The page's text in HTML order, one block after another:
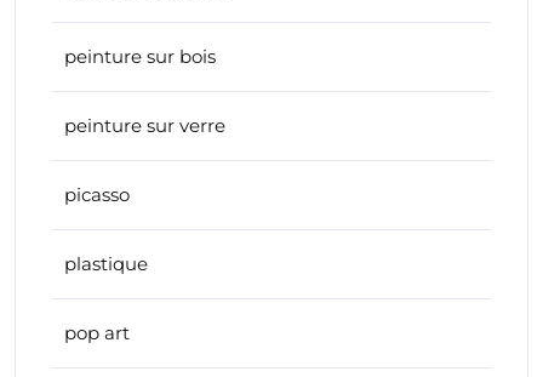
peinture sur bois
peinture sur verre
picasso
plastique
pop art